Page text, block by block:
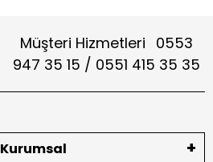
Müşteri Hizmetleri 0553
947 35 15 / 0551 415 35 35
Kurumsal